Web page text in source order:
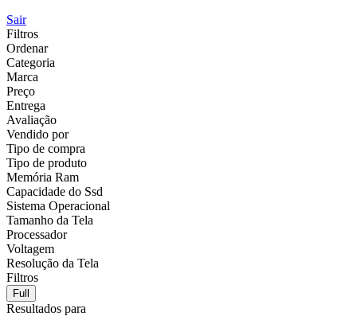
Sair
Filtros
Ordenar
Categoria
Marca
Preço
Entrega
Avaliação
Vendido por
Tipo de compra
Tipo de produto
Memória Ram
Capacidade do Ssd
Sistema Operacional
Tamanho da Tela
Processador
Voltagem
Resolução da Tela
Filtros
Full
Resultados para